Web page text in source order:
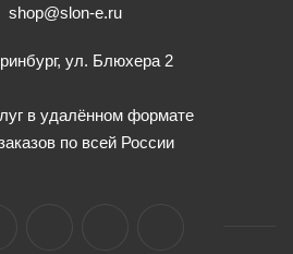
shop@slon-e.ru
ул. Блюхера 2
в удалённом формате
по всей России